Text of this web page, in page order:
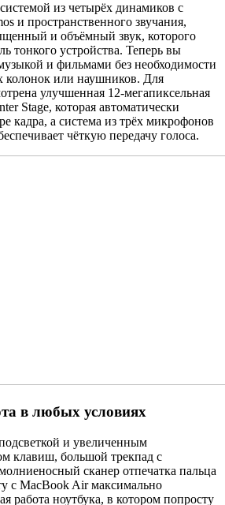
из четырёх динамиков с
и пространственного звучания,
и объёмный звук, которого
тонкого устройства. Теперь вы
и фильмами без необходимости
или наушников. Для
улучшенная 12-мегапиксельная
Stage, которая автоматически
кадра, а система из трёх микрофонов
чёткую передачу голоса.
в любых условиях
и увеличенным
клавиш, большой трекпад с
сканер отпечатка пальца
с MacBook Air максимально
работа ноутбука, в котором попросту